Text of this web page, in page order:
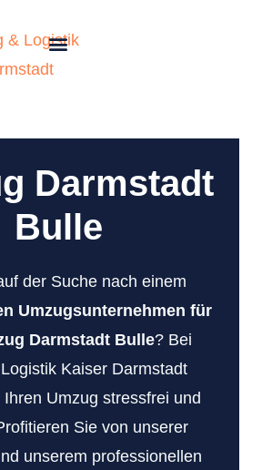
Darmstadt
Bulle
der Suche nach einem
Umzugsunternehmen für
Darmstadt Bulle? Bei
Kaiser Darmstadt
Umzug stressfrei und
Sie von unserer
unserem professionellen